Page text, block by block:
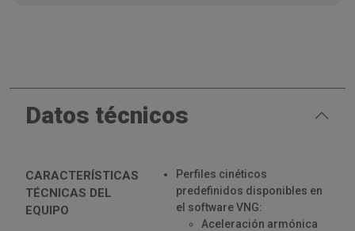
Datos técnicos
CARACTERÍSTICAS
TÉCNICAS DEL
EQUIPO
Perfiles cinéticos
predefinidos disponibles en
el software VNG:
Aceleración armónica